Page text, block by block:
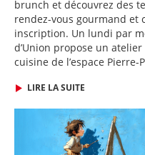
brunch et découvrez des
rendez-vous gourmand et
inscription. Un lundi par
d’Union propose un
cuisine de l’espace Pierre-
LIRE LA SUITE